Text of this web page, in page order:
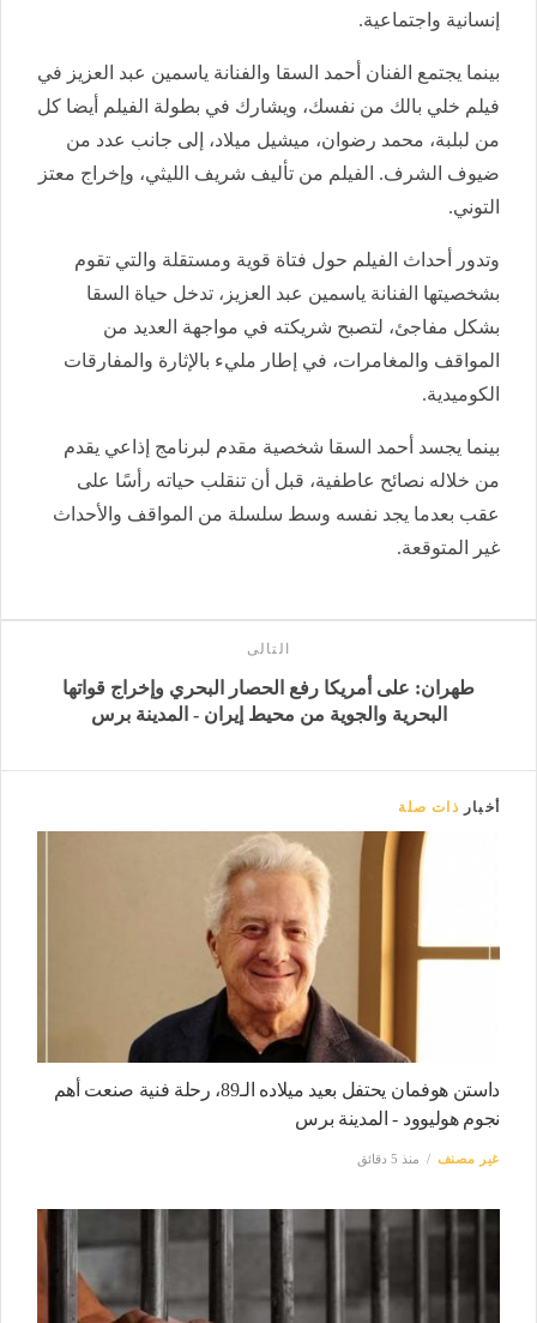
إنسانية واجتماعية.
بينما يجتمع الفنان أحمد السقا والفنانة ياسمين عبد العزيز في
فيلم خلي بالك من نفسك، ويشارك في بطولة الفيلم أيضا كل
من لبلبة، محمد رضوان، ميشيل ميلاد، إلى جانب عدد من
ضيوف الشرف. الفيلم من تأليف شريف الليثي، وإخراج معتز
التوني.
وتدور أحداث الفيلم حول فتاة قوية ومستقلة والتي تقوم
بشخصيتها الفنانة ياسمين عبد العزيز، تدخل حياة السقا
بشكل مفاجئ، لتصبح شريكته في مواجهة العديد من
المواقف والمغامرات، في إطار مليء بالإثارة والمفارقات
الكوميدية.
بينما يجسد أحمد السقا شخصية مقدم لبرنامج إذاعي يقدم
من خلاله نصائح عاطفية، قبل أن تنقلب حياته رأسًا على
عقب بعدما يجد نفسه وسط سلسلة من المواقف والأحداث
غير المتوقعة.
التالى
طهران: على أمريكا رفع الحصار البحري وإخراج قواتها
البحرية والجوية من محيط إيران - المدينة برس
أخبار ذات صلة
داستن هوفمان يحتفل بعيد ميلاده الـ89، رحلة فنية صنعت أهم
نجوم هوليوود - المدينة برس
غير مصنف منذ 5 دقائق